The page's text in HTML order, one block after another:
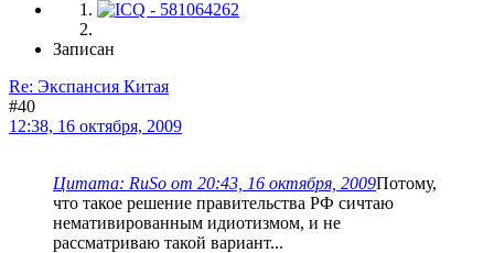
Записан
Re: Экспансия Китая
#40
12:38, 16 октября, 2009
Цитата: RuSo от 20:43, 16 октября, 2009Потому,
что такое решение правительства РФ сичтаю
немативированным идиотизмом, и не
рассматриваю такой вариант...